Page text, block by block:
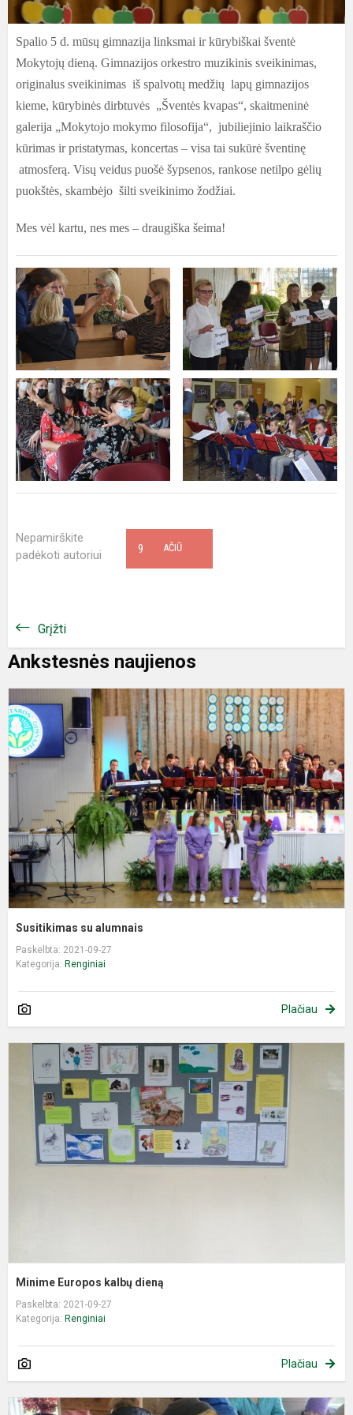
Spalio 5 d. mūsų gimnazija linksmai ir kūrybiškai šventė
Mokytojų dieną. Gimnazijos orkestro muzikinis sveikinimas,
originalus sveikinimas iš spalvotų medžių lapų gimnazijos
kieme, kūrybinės dirbtuvės „Šventės kvapas“, skaitmeninė
galerija „Mokytojo mokymo filosofija“, jubiliejinio laikraščio
kūrimas ir pristatymas, koncertas – visa tai sukūrė šventinę
atmosferą. Visų veidus puošė šypsenos, rankose netilpo gėlių
puokštės, skambėjo šilti sveikinimo žodžiai.
Mes vėl kartu, nes mes – draugiška šeima!
Nepamirškite
padėkoti autoriui
AČIŪ
9
Grįžti
Ankstesnės naujienos
Susitikimas su alumnais
Paskelbta: 2021-09-27
Kategorija: Renginiai
Plačiau
Minime Europos kalbų dieną
Paskelbta: 2021-09-27
Kategorija: Renginiai
Plačiau